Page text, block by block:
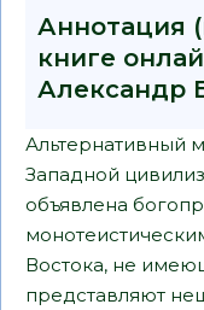
Аннотация
книге
Александр
Альтернативный
Западной
объявлена
Востока, не
представляют